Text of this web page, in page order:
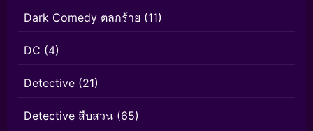
Dark Comedy ตลกร้าย (11)
DC (4)
Detective (21)
Detective สืบสวน (65)